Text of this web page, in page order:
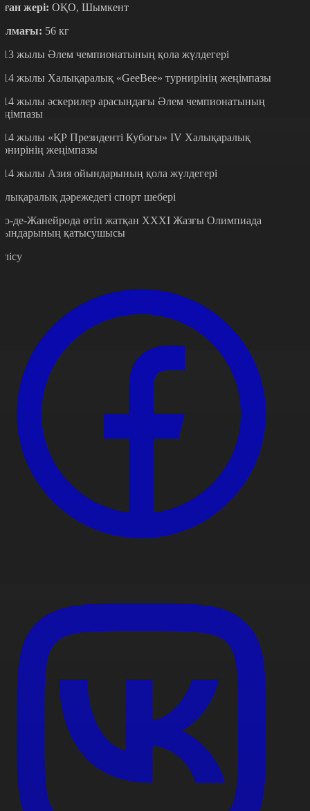
жері: ОҚО, Шымкент
56 кг
жылы Әлем чемпионатының қола жүлдегері
жылы Халықаралық «GeeBee» турнирінің жеңімпазы
жылы әскерилер арасындағы Әлем чемпионатының
жылы «ҚР Президенті Кубогы» IV Халықаралық
жеңімпазы
жылы Азия ойындарының қола жүлдегері
дәрежедегі спорт шебері
де-Жанейрода өтіп жатқан XXXI Жазғы Олимпиада
қатысушысы